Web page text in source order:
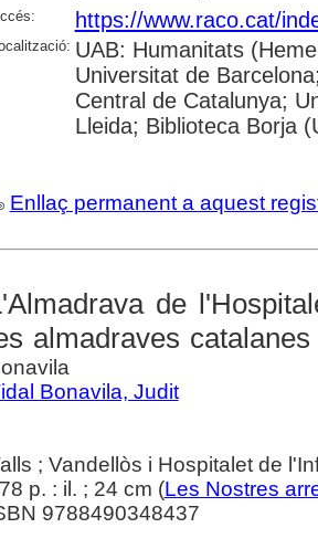
https://www.raco.cat/
UAB: Humanitats
Universitat de
Central de Catalunya;
Lleida; Biblioteca Borja
Enllaç permanent a aquest
de
almadraves
Bonavila, Judit
; Vandellòs i Hospitalet de
p. : il. ; 24 cm (Les Nostres
9788490348437